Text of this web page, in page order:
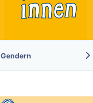
Gendern